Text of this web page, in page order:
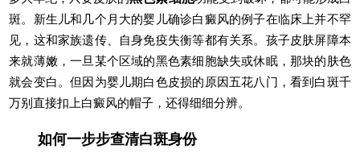
斑。新生儿和几个月大的婴儿确诊白癜风的例子在临床上并不罕
见，这和家族遗传、自身免疫失衡等都有关系。孩子皮肤屏障本
来就薄嫩，一旦某个区域的黑色素细胞缺失或休眠，那块的肤色
就会变白。但因为婴儿期白色皮损的原因五花八门，看到白斑千
万别直接扣上白癜风的帽子，还得细细分辨。
如何一步步查清白斑身份